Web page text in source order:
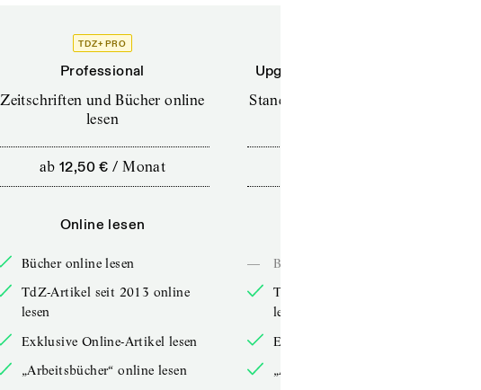
TDZ+ PRO
Professional
Zeitschriften und Bücher online
lesen
ab 12,50 € /Monat
Online lesen
Bücher online lesen
TdZ-Artikel seit 2013 online
lesen
Exklusive Online-Artikel lesen
„Arbeitsbücher“ online lesen
Upgrade für Printabonnenten
Standard (TdZ+) – Zeitschriften
—
Bücher online lesen
TdZ-Artikel seit 2013 online
lesen
Exklusive Online-Artikel lesen
„Arbeitsbücher“ online lesen